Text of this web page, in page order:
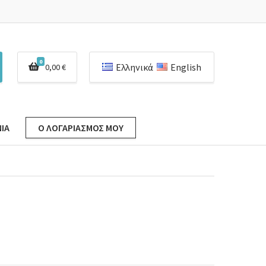
0
0,00€ Ελληνικά English
Ο ΛΟΓΑΡΙΑΣΜΌΣ ΜΟΥ